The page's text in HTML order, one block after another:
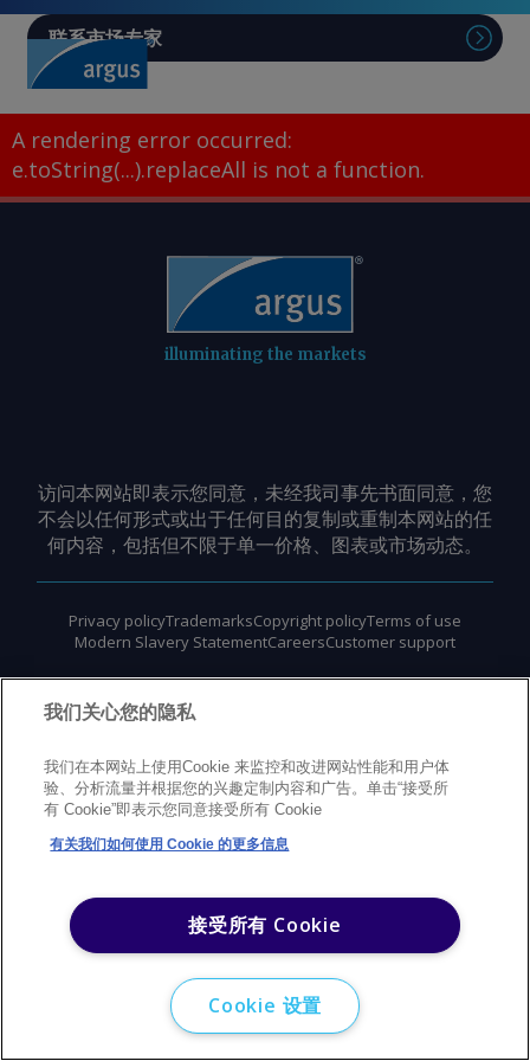
联系市场专家
A rendering error occurred:
e.toString(...).replaceAll is not a function.
illuminating the markets
访问本网站即表示您同意，未经我司事先书面同意，您
不会以任何形式或出于任何目的复制或重制本网站的任
何内容，包括但不限于单一价格、图表或市场动态。
©2026Argus Media Group Copyright
Privacy policyTrademarksCopyright policyTerms of use
Modern Slavery StatementCareersCustomer support
我们关心您的隐私
我们在本网站上使用Cookie 来监控和改进网站性能和用户体
验、分析流量并根据您的兴趣定制内容和广告。单击“接受所
有 Cookie”即表示您同意接受所有 Cookie
有关我们如何使用 Cookie 的更多信息
接受所有 Cookie
Cookie 设置